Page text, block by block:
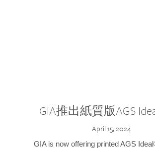
GIA推出紙質版AGS
April 15, 2024
GIA is now offering printed AGS